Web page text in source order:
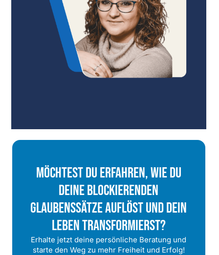
Möchtest Du Erfahren, Wie Du
Deine Blockierenden
Glaubenssätze Auflöst Und Dein
Leben Transformierst?
Erhalte jetzt deine persönliche Beratung und
starte den Weg zu mehr Freiheit und Erfolg!